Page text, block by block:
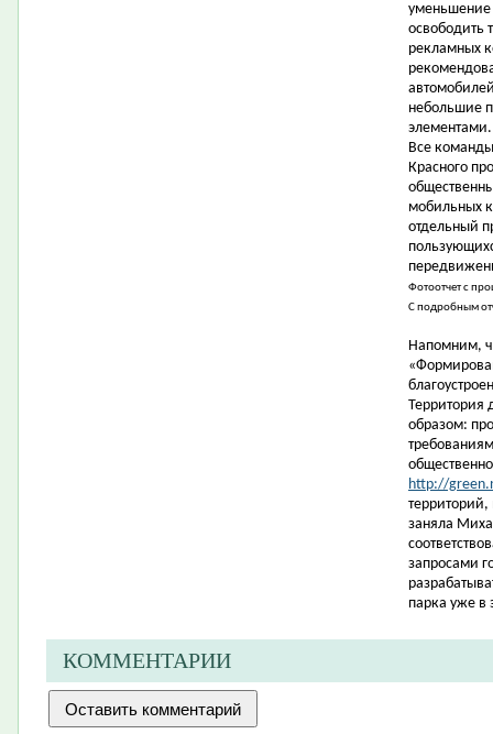
уменьшение
освободить
рекламных
небольшие
элементами.
Все
Красного
мобильных
отдельный
Фотоотчет с
С подробным
Напомним,
Территория
образом:
http://
территорий,
заняла
запросами
парка уже в
КОММЕНТАРИИ